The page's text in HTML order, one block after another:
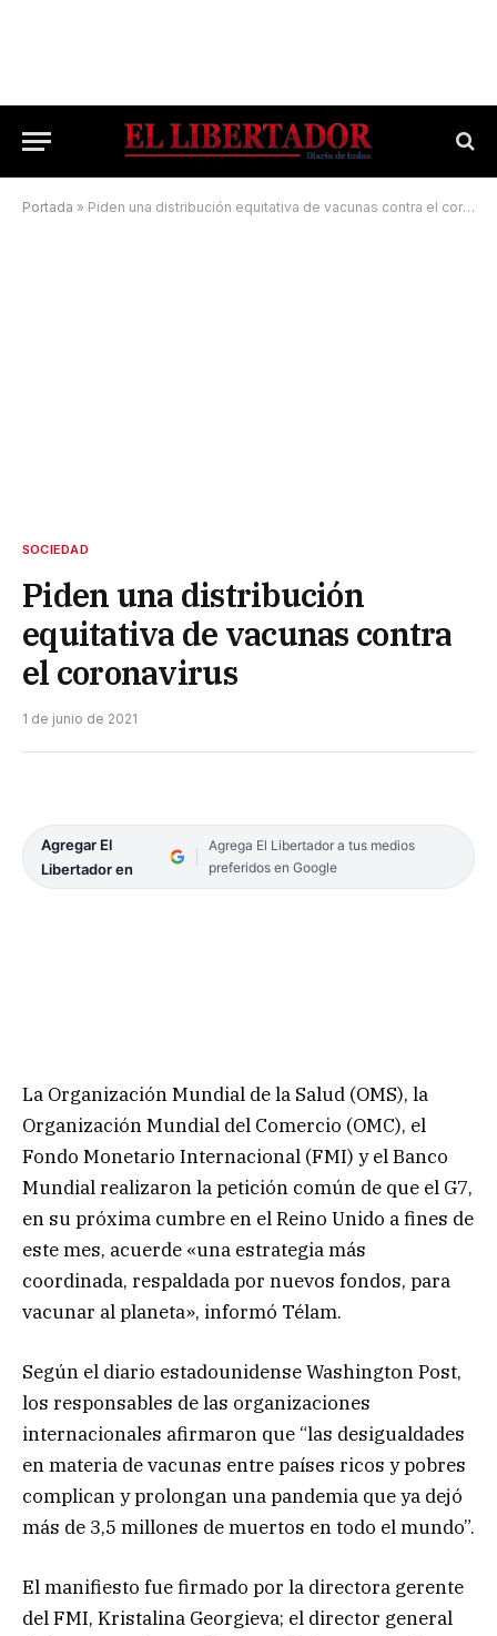
Portada » Piden una distribución equitativa de vacunas contra el coronavirus
SOCIEDAD
Piden una distribución
equitativa de vacunas contra
el coronavirus
1 de junio de 2021
Agregar El
Libertador en
Agrega El Libertador a tus medios
preferidos en Google
La Organización Mundial de la Salud (OMS), la
Organización Mundial del Comercio (OMC), el
Fondo Monetario Internacional (FMI) y el Banco
Mundial realizaron la petición común de que el G7,
en su próxima cumbre en el Reino Unido a fines de
este mes, acuerde «una estrategia más
coordinada, respaldada por nuevos fondos, para
vacunar al planeta», informó Télam.
Según el diario estadounidense Washington Post,
los responsables de las organizaciones
internacionales afirmaron que “las desigualdades
en materia de vacunas entre países ricos y pobres
complican y prolongan una pandemia que ya dejó
más de 3,5 millones de muertos en todo el mundo”.
El manifiesto fue firmado por la directora gerente
del FMI, Kristalina Georgieva; el director general